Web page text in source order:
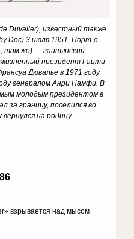
Duvalier), известный также
Doc) 3 июля 1951, Порт-о-
там же) — гаитянский
президент Гаити
Дювалье в 1971 году
генералом Анри Намфи. В
молодым президентом в
за границу, поселился во
на родину.
взрывается над мысом